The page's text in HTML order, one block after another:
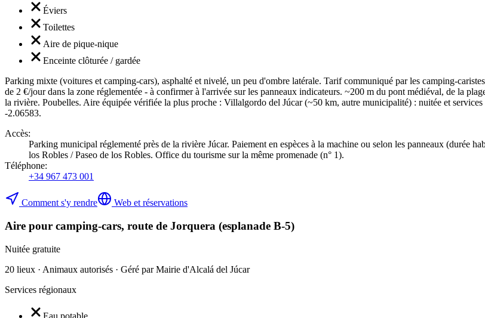
Éviers
Toilettes
Aire de pique-nique
Enceinte clôturée / gardée
Parking mixte (voitures et camping-cars), asphalté et nivelé, un peu d'ombre latérale. Tarif communiqué par les camping-
de 2 €/jour dans la zone réglementée - à confirmer à l'arrivée sur les panneaux indicateurs. ~200 m du pont médiéval, de la
la rivière. Poubelles. Aire équipée vérifiée la plus proche : Villalgordo del Júcar (~50 km, autre municipalité) : nuitée et
-2.06583.
Accès:
Parking municipal réglementé près de la rivière Júcar. Paiement en espèces à la machine ou selon les panneaux (durée
los Robles / Paseo de los Robles. Office du tourisme sur la même promenade (n° 1).
Téléphone:
+34 967 473 001
Comment s'y rendre Web et réservations
Aire pour camping-cars, route de Jorquera (esplanade B-5)
Nuitée gratuite
20 lieux · Animaux autorisés · Géré par Mairie d'Alcalá del Júcar
Services régionaux
Eau potable